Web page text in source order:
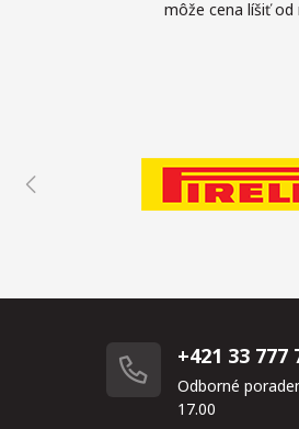
môže cena líšiť od
+421 33 777
Odborné
17.00